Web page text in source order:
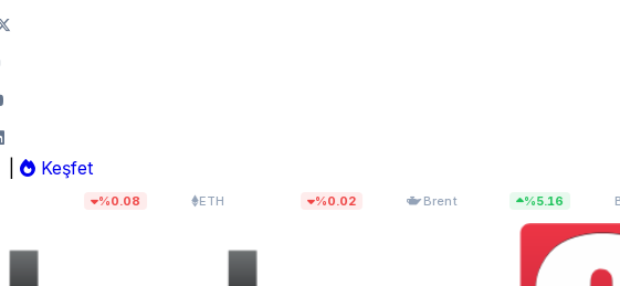
Keşfet
$1.905,36 $83,55 BIST 100